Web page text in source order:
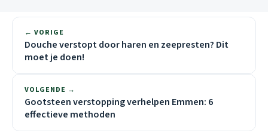
← VORIGE
Douche verstopt door haren en zeepresten? Dit
moet je doen!
VOLGENDE →
Gootsteen verstopping verhelpen Emmen: 6
effectieve methoden